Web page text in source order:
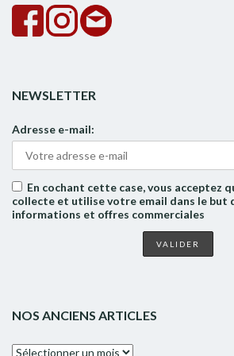
NEWSLETTER
Adresse e-mail:
En cochant cette case, vous acceptez
collecte et utilise votre email dans le but
informations et offres commerciales
NOS ANCIENS ARTICLES
Nos